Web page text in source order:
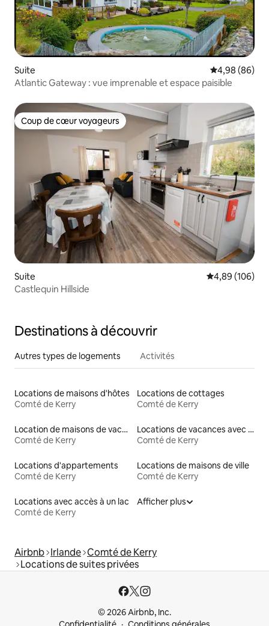
Suite Évaluation
4,98 (86)
Atlantic Gateway : vue imprenable et espace paisible
Coup de cœur voyageurs
Coup de cœur voyageurs
Suite Évaluation
4,89 (106)
Castlequin Hillside
Destinations à découvrir
Autres types de logements Activités
Locations de maisons d'hôtes
Comté de Kerry
Locations de cottages
Comté de Kerry
Location de maisons de vacances
Comté de Kerry
Locations de vacances avec piscine
Comté de Kerry
Locations d'appartements
Comté de Kerry
Locations de maisons de ville
Comté de Kerry
Locations avec accès à un lac
Comté de Kerry
Afficher plus
Airbnb Irlande Comté de Kerry
Locations de suites privées
© 2026 Airbnb, Inc.